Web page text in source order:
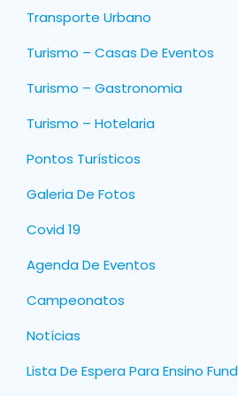
Transporte Urbano
Turismo – Casas De Eventos
Turismo – Gastronomia
Turismo – Hotelaria
Pontos Turísticos
Galeria De Fotos
Covid 19
Agenda De Eventos
Campeonatos
Notícias
Lista De Espera Para Ensino